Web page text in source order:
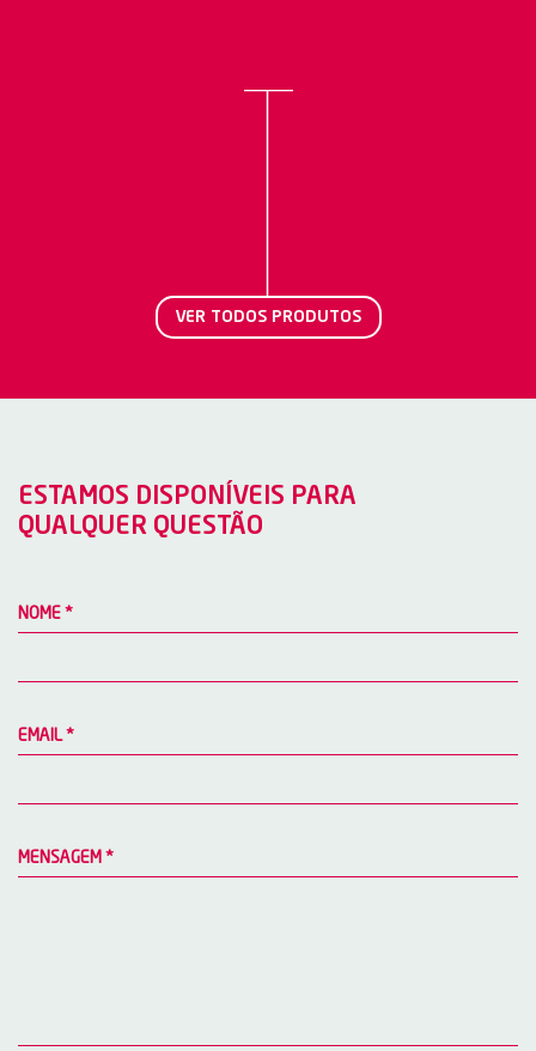
VER TODOS PRODUTOS
ESTAMOS DISPONÍVEIS PARA
QUALQUER QUESTÃO
NOME *
EMAIL *
MENSAGEM *